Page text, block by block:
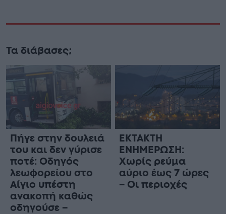
Τα διάβασες;
Πήγε στην δουλειά
του και δεν γύρισε
ποτέ: Οδηγός
λεωφορείου στο
Αίγιο υπέστη
ανακοπή καθώς
οδηγούσε –
ΕΚΤΑΚΤΗ
ΕΝΗΜΕΡΩΣΗ:
Χωρίς ρεύμα
αύριο έως 7 ώρες
– Οι περιοχές